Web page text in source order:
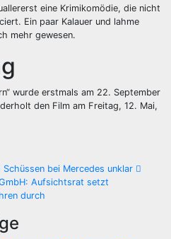
eine Krimikomödie, die nicht
Ein paar Kalauer und lahme
mehr gewesen.
wurde erstmals am 22. September
den Film am Freitag, 12. Mai,
bei Mercedes unklar
Aufsichtsrat setzt
durch